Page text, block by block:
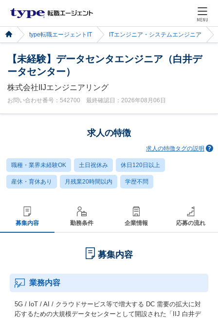
MENU
type転職エージェントIT ITエンジニア・システムエンジニア
【未経験】データセンタエンジニア（白井デ
ータセンター）
株式会社IIJエンジニアリング
お問い合わせ番号：542700 最終確認日：2026年08月06日
求人の特徴
求人の特徴タグの説明
職種・業界未経験OK 土日祝休み 休日120日以上
産休・育休あり 月残業20時間以内 学歴不問
募集内容 勤務条件 企業情報 応募の流れ
募集内容
業務内容
5G / IoT / AI / クラウドサービス等で増大する DC 需要の拡大に対
応するための大規模データセンターとして開設された「IIJ 白井デ